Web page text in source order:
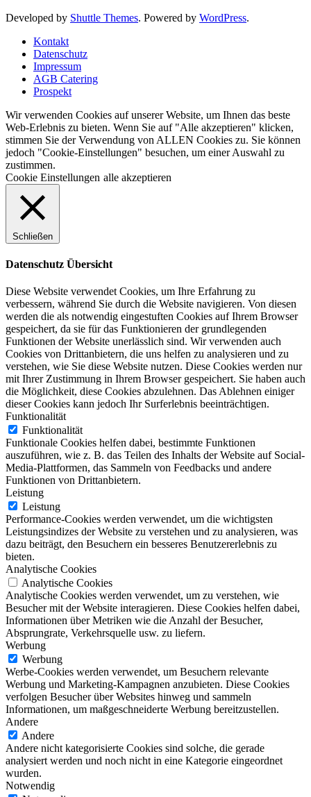
Developed by Shuttle Themes. Powered by WordPress.
Kontakt
Datenschutz
Impressum
AGB Catering
Prospekt
Wir verwenden Cookies auf unserer Website, um Ihnen das beste
Web-Erlebnis zu bieten. Wenn Sie auf "Alle akzeptieren" klicken,
stimmen Sie der Verwendung von ALLEN Cookies zu. Sie können
jedoch "Cookie-Einstellungen" besuchen, um einer Auswahl zu
zustimmen.
Cookie Einstellungen alle akzeptieren
Schließen
Datenschutz Übersicht
Diese Website verwendet Cookies, um Ihre Erfahrung zu
verbessern, während Sie durch die Website navigieren. Von diesen
werden die als notwendig eingestuften Cookies auf Ihrem Browser
gespeichert, da sie für das Funktionieren der grundlegenden
Funktionen der Website unerlässlich sind. Wir verwenden auch
Cookies von Drittanbietern, die uns helfen zu analysieren und zu
verstehen, wie Sie diese Website nutzen. Diese Cookies werden nur
mit Ihrer Zustimmung in Ihrem Browser gespeichert. Sie haben auch
die Möglichkeit, diese Cookies abzulehnen. Das Ablehnen einiger
dieser Cookies kann jedoch Ihr Surferlebnis beeinträchtigen.
Funktionalität
Funktionalität
Funktionale Cookies helfen dabei, bestimmte Funktionen
auszuführen, wie z. B. das Teilen des Inhalts der Website auf Social-
Media-Plattformen, das Sammeln von Feedbacks und andere
Funktionen von Drittanbietern.
Leistung
Leistung
Performance-Cookies werden verwendet, um die wichtigsten
Leistungsindizes der Website zu verstehen und zu analysieren, was
dazu beiträgt, den Besuchern ein besseres Benutzererlebnis zu
bieten.
Analytische Cookies
Analytische Cookies
Analytische Cookies werden verwendet, um zu verstehen, wie
Besucher mit der Website interagieren. Diese Cookies helfen dabei,
Informationen über Metriken wie die Anzahl der Besucher,
Absprungrate, Verkehrsquelle usw. zu liefern.
Werbung
Werbung
Werbe-Cookies werden verwendet, um Besuchern relevante
Werbung und Marketing-Kampagnen anzubieten. Diese Cookies
verfolgen Besucher über Websites hinweg und sammeln
Informationen, um maßgeschneiderte Werbung bereitzustellen.
Andere
Andere
Andere nicht kategorisierte Cookies sind solche, die gerade
analysiert werden und noch nicht in eine Kategorie eingeordnet
wurden.
Notwendig